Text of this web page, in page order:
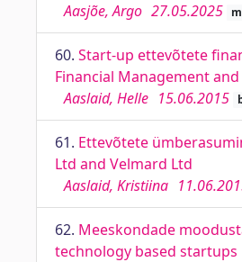
Aasjõe, Argo 27.05.2025
60. Start-up ettevõtete
Financial Management
Aaslaid, Helle 15.06.2015
61. Ettevõtete
Ltd and Velmard Ltd
Aaslaid, Kristiina
62. Meeskondade
technology based startups